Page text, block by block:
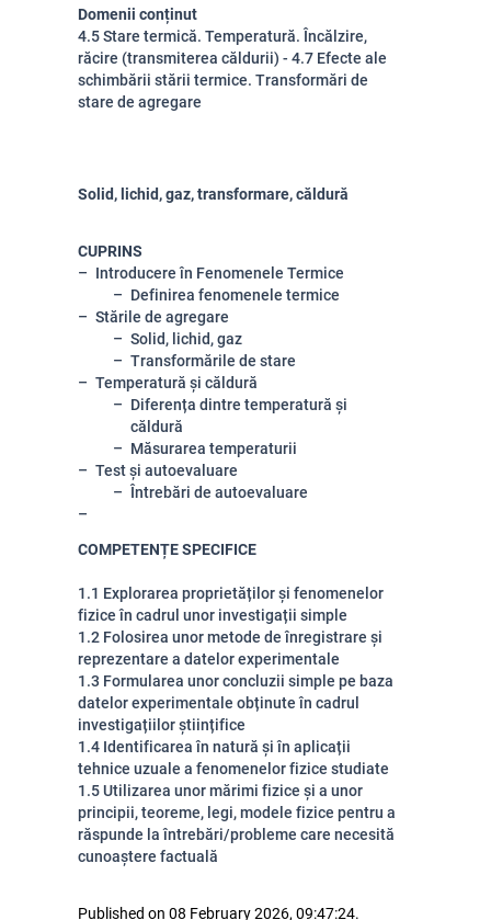
Domenii conținut
4.5 Stare termică. Temperatură. Încălzire,
răcire (transmiterea căldurii) - 4.7 Efecte ale
schimbării stării termice. Transformări de
stare de agregare
Solid, lichid, gaz, transformare, căldură
CUPRINS
Introducere în Fenomenele Termice
Definirea fenomenele termice
Stările de agregare
Solid, lichid, gaz
Transformările de stare
Temperatură și căldură
Diferența dintre temperatură și
căldură
Măsurarea temperaturii
Test și autoevaluare
Întrebări de autoevaluare
COMPETENȚE SPECIFICE
1.1 Explorarea proprietăților și fenomenelor
fizice în cadrul unor investigații simple
1.2 Folosirea unor metode de înregistrare și
reprezentare a datelor experimentale
1.3 Formularea unor concluzii simple pe baza
datelor experimentale obținute în cadrul
investigațiilor științifice
1.4 Identificarea în natură și în aplicații
tehnice uzuale a fenomenelor fizice studiate
1.5 Utilizarea unor mărimi fizice și a unor
principii, teoreme, legi, modele fizice pentru a
răspunde la întrebări/probleme care necesită
cunoaștere factuală
Published on 08 February 2026, 09:47:24.